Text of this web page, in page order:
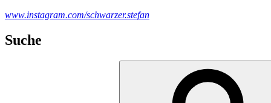
www.instagram.com/schwarzer.stefan
Suche